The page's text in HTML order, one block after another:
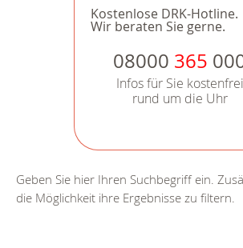
Kostenlose DRK-Hotline.
Wir beraten Sie gerne.
08000 365
Infos für Sie kostenfrei
rund um die Uhr
Geben Sie hier Ihren Suchbegriff ein.
die Möglichkeit ihre Ergebnisse zu filtern.